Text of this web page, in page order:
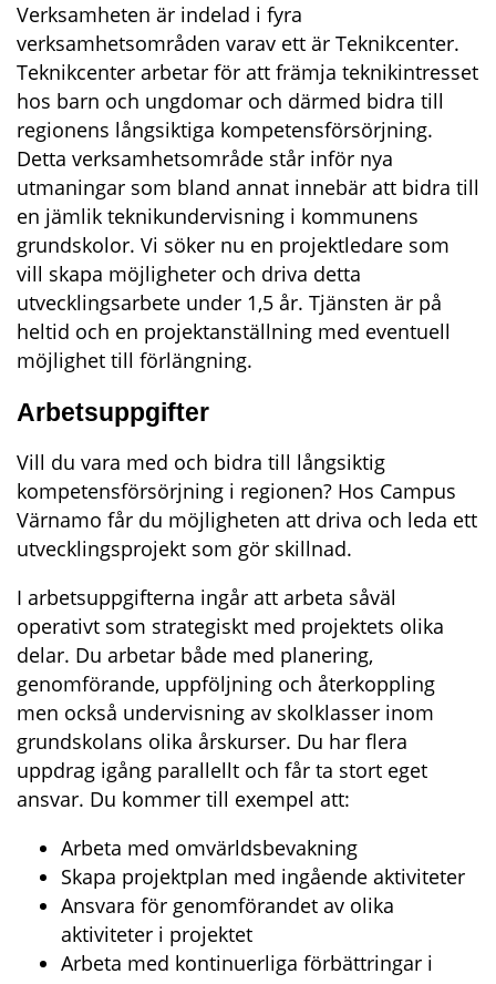
Verksamheten är indelad i fyra
verksamhetsområden varav ett är Teknikcenter.
Teknikcenter arbetar för att främja teknikintresset
hos barn och ungdomar och därmed bidra till
regionens långsiktiga kompetensförsörjning.
Detta verksamhetsområde står inför nya
utmaningar som bland annat innebär att bidra till
en jämlik teknikundervisning i kommunens
grundskolor. Vi söker nu en projektledare som
vill skapa möjligheter och driva detta
utvecklingsarbete under 1,5 år. Tjänsten är på
heltid och en projektanställning med eventuell
möjlighet till förlängning.
Arbetsuppgifter
Vill du vara med och bidra till långsiktig
kompetensförsörjning i regionen? Hos Campus
Värnamo får du möjligheten att driva och leda ett
utvecklingsprojekt som gör skillnad.
I arbetsuppgifterna ingår att arbeta såväl
operativt som strategiskt med projektets olika
delar. Du arbetar både med planering,
genomförande, uppföljning och återkoppling
men också undervisning av skolklasser inom
grundskolans olika årskurser. Du har flera
uppdrag igång parallellt och får ta stort eget
ansvar. Du kommer till exempel att:
Arbeta med omvärldsbevakning
Skapa projektplan med ingående aktiviteter
Ansvara för genomförandet av olika
aktiviteter i projektet
Arbeta med kontinuerliga förbättringar i